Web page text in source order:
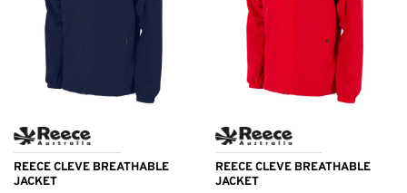
REECE CLEVE BREATHABLE
JACKET
REECE CLEVE BREATHABLE
JACKET